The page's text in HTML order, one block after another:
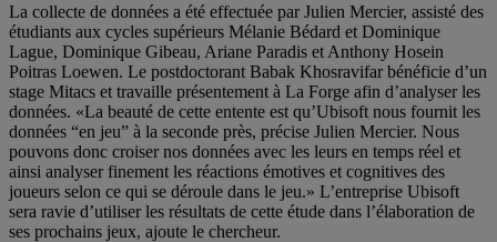
La collecte de données a été effectuée par Julien Mercier, assisté des
étudiants aux cycles supérieurs Mélanie Bédard et Dominique
Lague, Dominique Gibeau, Ariane Paradis et Anthony Hosein
Poitras Loewen. Le postdoctorant Babak Khosravifar bénéficie d’un
stage Mitacs et travaille présentement à La Forge afin d’analyser les
données. «La beauté de cette entente est qu’Ubisoft nous fournit les
données “en jeu” à la seconde près, précise Julien Mercier. Nous
pouvons donc croiser nos données avec les leurs en temps réel et
ainsi analyser finement les réactions émotives et cognitives des
joueurs selon ce qui se déroule dans le jeu.» L’entreprise Ubisoft
sera ravie d’utiliser les résultats de cette étude dans l’élaboration de
ses prochains jeux, ajoute le chercheur.